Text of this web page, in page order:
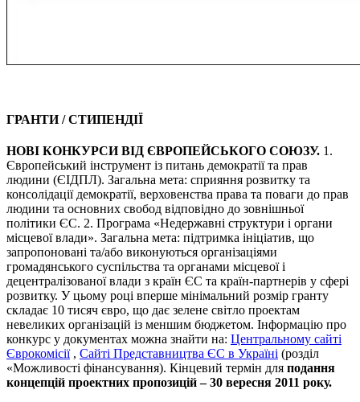
ГРАНТИ / СТИПЕНДІЇ
НОВІ КОНКУРСИ ВІД ЄВРОПЕЙСЬКОГО СОЮЗУ. 1.
Європейський інструмент із питань демократії та прав
людини (ЄІДПЛ). Загальна мета: сприяння розвитку та
консолідації демократії, верховенства права та поваги до прав
людини та основних свобод відповідно до зовнішньої
політики ЄС. 2. Програма «Недержавні структури і органи
місцевої влади». Загальна мета: підтримка ініціатив, що
запропоновані та/або виконуються організаціями
громадянського суспільства та органами місцевої і
децентралізованої влади з країн ЄС та країн-партнерів у сфері
розвитку. У цьому році вперше мінімальний розмір гранту
складає 10 тисяч євро, що дає зелене світло проектам
невеликих організацій із меншим бюджетом. Інформацію про
конкурс у документах можна знайти на: Центральному сайті
Єврокомісії, Сайті Представництва ЄС в Україні (розділ
«Можливості фінансування). Кінцевий термін для подання
концепцій проектних пропозицій – 30 вересня 2011 року.